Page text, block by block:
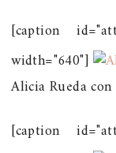
[caption
width="640"]
Alicia Rueda
[caption